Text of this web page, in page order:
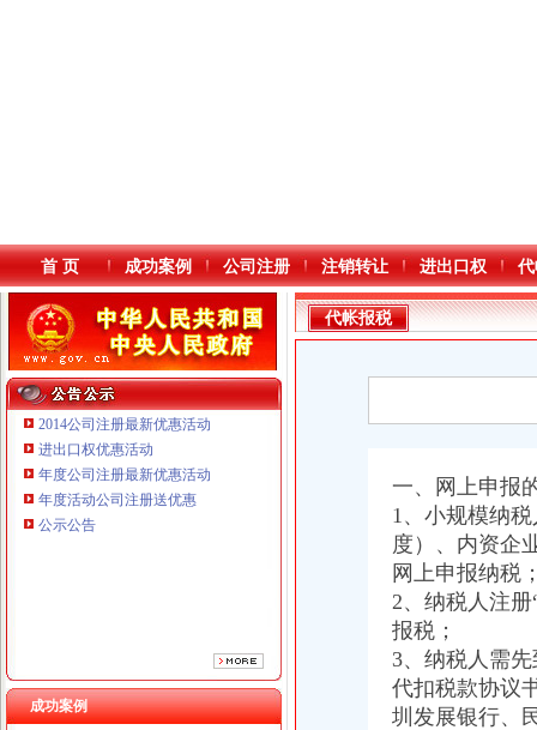
本站导航
首 页 成功案例 公司注册 注销转让 进出口权
2014公司注册最新优惠活动
进出口权优惠活动
年度公司注册最新优惠活动
年度活动公司注册送优惠
公示公告
成功案例
重庆慧风涂装材料有限公司 渝高10万 （工商注册）
重庆欧氏科技发展有限公司 渝九50万 （进出口权）
重庆盛旗投资咨询有限公司 渝中10万 （工商注册）
代帐报税
一、网上申报
1、小规模纳
度）、内资企
网上申报纳税
2、纳税人注
报税；
3、纳税人需
代扣税款协议
圳发展银行、